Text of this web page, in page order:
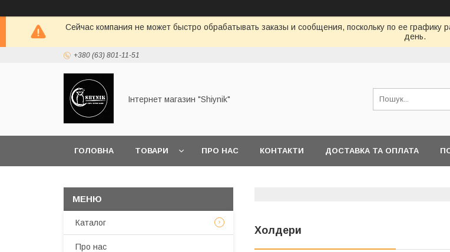
Сейчас компания не может быстро обрабатывать заказы и сообщения, поскольку по ее
день.
+380 (63) 801-11-51
Інтернет магазин "Shiynik"
ГОЛОВНА ТОВАРИ ПРО НАС КОНТАКТИ ДОСТАВКА ТА ОПЛАТА
Холдери
Каталог
Про нас